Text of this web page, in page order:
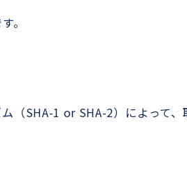
。
（SHA-1 or SHA-2）によって、